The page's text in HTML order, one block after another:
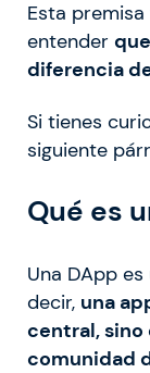
Esta
entender
diferencia
Si tienes
siguiente
Qué es
Una DApp
decir, una
central, sino
comunidad